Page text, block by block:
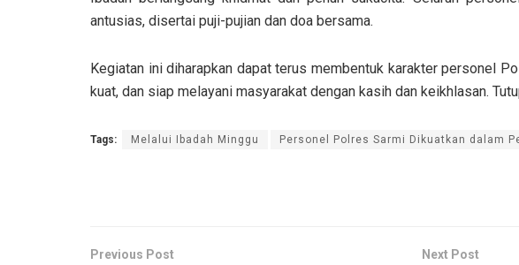
antusias, disertai puji-pujian dan doa bersama.
Kegiatan ini diharapkan dapat terus membentuk karakter personel
kuat, dan siap melayani masyarakat dengan kasih dan keikhlasan.
Tags: Melalui Ibadah Minggu Personel Polres Sarmi Dikuatkan dalam
Previous Post Next Post